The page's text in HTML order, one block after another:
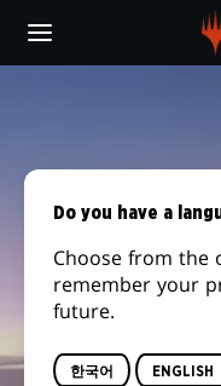
main
Do you have a
Choose from the
remember your
future.
한국어 ENGLISH